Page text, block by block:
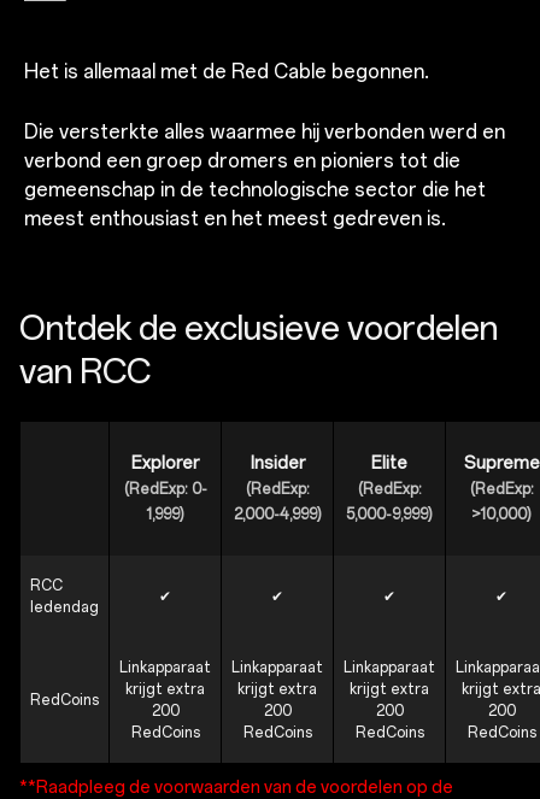
Het is allemaal met de Red Cable begonnen.
Die versterkte alles waarmee hij verbonden werd en
verbond een groep dromers en pioniers tot die
gemeenschap in de technologische sector die het
meest enthousiast en het meest gedreven is.
Ontdek de exclusieve voordelen
van RCC
Explorer
(RedExp: 0-
1,999)
Insider
(RedExp:
2,000-4,999)
Elite
(RedExp:
5,000-9,999)
Supreme
(RedExp:
>10,000)
RCC
ledendag
✔ ✔ ✔ ✔
RedCoins
Linkapparaat
krijgt extra
200
RedCoins
Linkapparaat
krijgt extra
200
RedCoins
Linkapparaat
krijgt extra
200
RedCoins
krijgt extra
200
RedCoins
**Raadpleeg de voorwaarden van de voordelen op de